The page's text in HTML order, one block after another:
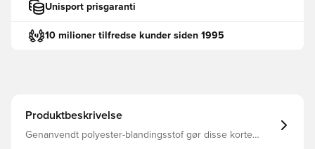
Unisport prisgaranti
10 milioner tilfredse kunder siden 1995
Produktbeskrivelse
Genanvendt polyester-blandingsstof gør disse korte